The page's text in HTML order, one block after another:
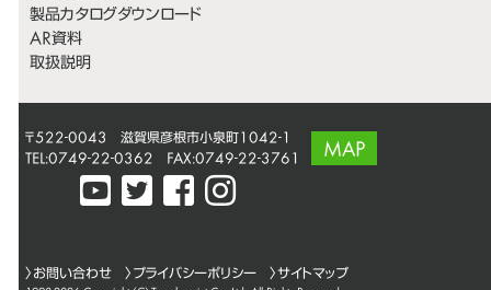
製品カタログダウンロード
AR資料
取扱説明
〒522-0043 滋賀県彦根市小泉町1042-1
TEL:0749-22-0362 FAX:0749-22-3761
MAP
〉 お問い合わせ 〉 プライバシーポリシー 〉サイトマップ